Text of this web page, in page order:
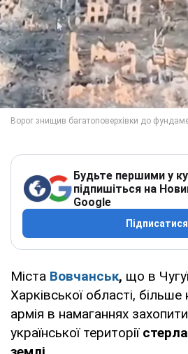
Будьте першими у
підпишіться на
Google
Підписатися
Міста Вовчанськ, що в
Харківської області, більше
армія в намаганнях
української території